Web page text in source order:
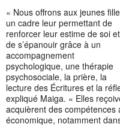
« Nous offrons aux jeunes
un cadre leur permettant de
renforcer leur estime de soi et
de s’épanouir grâce à un
accompagnement
psychologique, une thérapie
psychosociale, la prière, la
lecture des Écritures et la
expliqué Maiga. « Elles
acquièrent des compétences
économique, notamment